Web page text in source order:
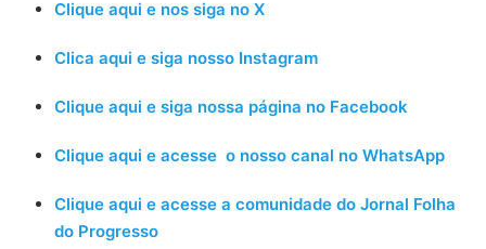
Clique aqui e nos siga no X
Clica aqui e siga nosso Instagram
Clique aqui e siga nossa página no Facebook
Clique aqui e acesse o nosso canal no WhatsApp
Clique aqui e acesse a comunidade do Jornal Folha
do Progresso